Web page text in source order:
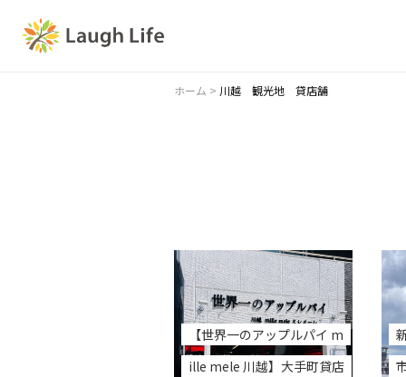
ホーム > 川越 観光地 貸店舗
【世界一のアップルパイ m
ille mele 川越】大手町貸店